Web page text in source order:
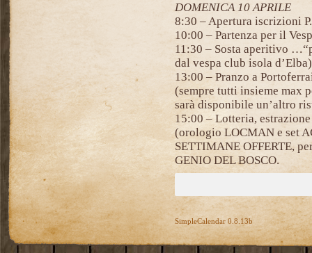
DOMENICA 10 APRILE
8:30 – Apertura iscrizioni
10:00 – Partenza per il
11:30 – Sosta aperitivo
dal vespa club isola d’Elba)
13:00 – Pranzo a
(sempre tutti insieme max
sarà disponibile un’altro
15:00 – Lotteria,
(orologio LOCMAN e set
SETTIMANE OFFERTE,
GENIO DEL BOSCO.
SimpleCalendar 0.8.13b